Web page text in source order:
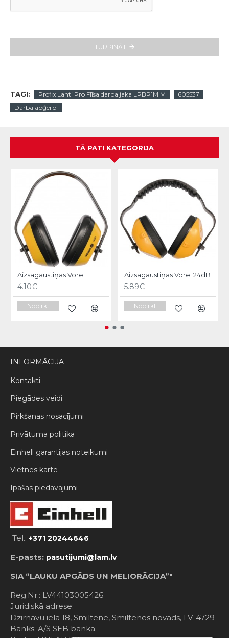
TURPINĀT
TAGI: Profix Lahti Pro Flīsa darba jaka LPBP1M M
605537
Darba apģērbi
TĀ PATI KATEGORIJA
Aizsagaustiņas Vorel
4.10€
Nopirkt
Aizsagaustiņas Vorel 24dB
5.89€
Nopirkt
INFORMĀCIJA
Kontakti
Piegādes veidi
Pirkšanas nosacījumi
Privātuma politika
Einhell garantijas noteikumi
Vietnes karte
Ipašas piedāvājumi
Tel.: +371 20244646
E-pasts: pasutijumi@lam.lv
SIA “LAUKU APGĀDS UN MELIORĀCIJA”"
Reg.Nr.: LV44103005426
Juridiskā adrese:
Dzirnavu iela 18, Smiltene, Smiltenes novads, LV-4729
Banks: A/S SEB banka;